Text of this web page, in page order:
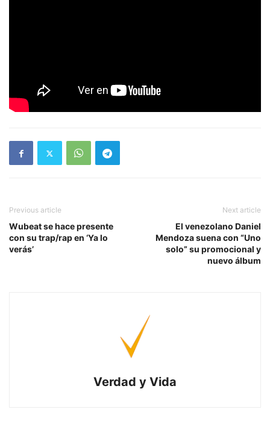
Previous article
Wubeat se hace presente
con su trap/rap en ‘Ya lo
verás’
Next article
El venezolano Daniel
Mendoza suena con “Uno
solo” su promocional y
nuevo álbum
Verdad y Vida